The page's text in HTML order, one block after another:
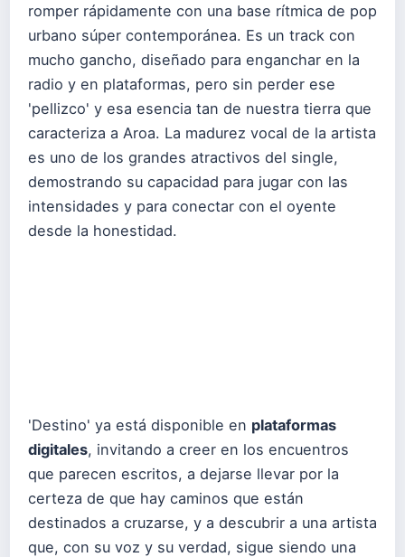
romper rápidamente con una base rítmica de pop
urbano súper contemporánea. Es un track con
mucho gancho, diseñado para enganchar en la
radio y en plataformas, pero sin perder ese
'pellizco' y esa esencia tan de nuestra tierra que
caracteriza a Aroa. La madurez vocal de la artista
es uno de los grandes atractivos del single,
demostrando su capacidad para jugar con las
intensidades y para conectar con el oyente
desde la honestidad.
'Destino' ya está disponible en plataformas
digitales, invitando a creer en los encuentros
que parecen escritos, a dejarse llevar por la
certeza de que hay caminos que están
destinados a cruzarse, y a descubrir a una artista
que, con su voz y su verdad, sigue siendo una